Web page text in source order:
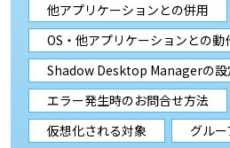
他アプリケーションとの併用
OS・他アプリケーションとの動
Shadow Desktop Managerの設
エラー発生時のお問合せ方法
仮想化される対象
グル